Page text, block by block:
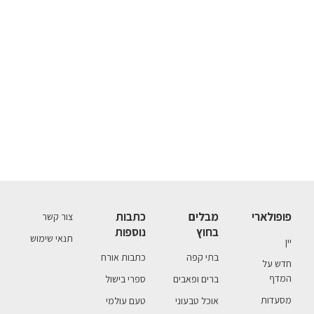
פופולארי
יין
חדש על
המדף
מסעדות
מבלים
בחוץ
בתי קפה
ברים ופאבים
אוכל טבעוני
כתבות
נוספות
כתבות אורח
ספרי בישול
טעם עולמי
צור קשר
תנאי שימוש